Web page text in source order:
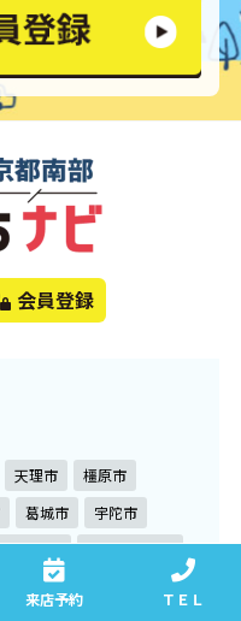
来店予約 ＴＥＬ
会員登録
天理市
橿原市
葛城市
宇陀市
斑鳩町
生駒郡安堵町
郡田原本町